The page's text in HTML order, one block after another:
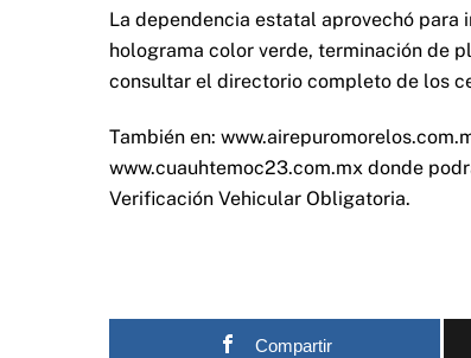
La dependencia estatal aprovechó
holograma color verde, terminación de
consultar el directorio completo de los
También en:
www.cuauhtemoc23.com.mx donde
Verificación Vehicular Obligatoria.
Compartir